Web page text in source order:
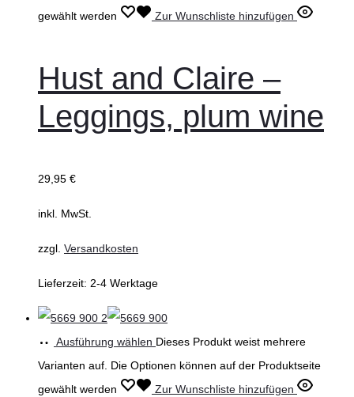
gewählt werden
Zur Wunschliste hinzufügen
Hust and Claire –
Leggings, plum wine
29,95 €
inkl. MwSt.
zzgl. Versandkosten
Lieferzeit: 2-4 Werktage
Ausführung wählen Dieses Produkt weist mehrere
Varianten auf. Die Optionen können auf der Produktseite
gewählt werden
Zur Wunschliste hinzufügen